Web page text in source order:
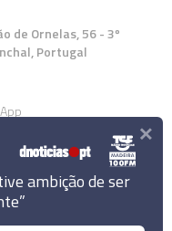
mais rápidos e
de Ornelas, 56 - 3º
Portugal
ambição de ser
×